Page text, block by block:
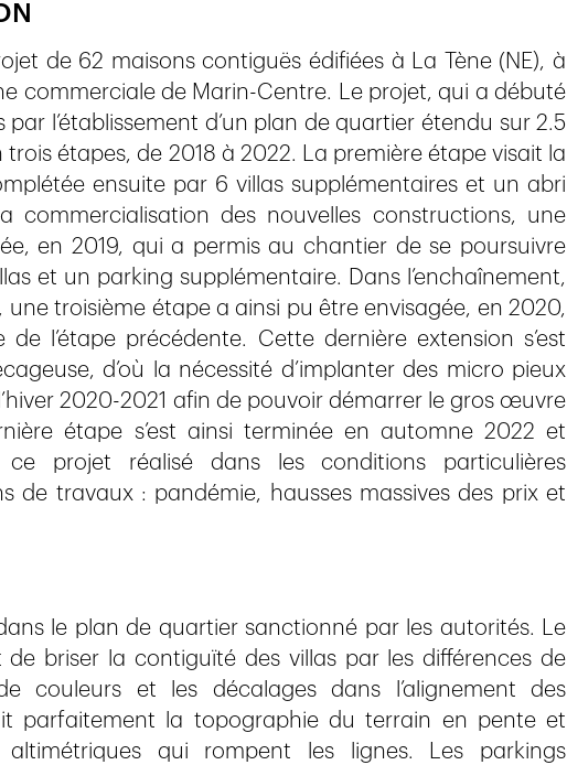
de 62 maisons contiguës édifiées à La Tène (NE), à
commerciale de Marin-Centre. Le projet, qui a débuté
par l’établissement d’un plan de quartier étendu sur 2.5
trois étapes, de 2018 à 2022. La première étape visait la
ensuite par 6 villas supplémentaires et un abri
commercialisation des nouvelles constructions, une
en 2019, qui a permis au chantier de se poursuivre
et un parking supplémentaire. Dans l’enchaînement,
troisième étape a ainsi pu être envisagée, en 2020,
l’étape précédente. Cette dernière extension s’est
d’où la nécessité d’implanter des micro pieux
2020-2021 afin de pouvoir démarrer le gros œuvre
étape s’est ainsi terminée en automne 2022 et
ce projet réalisé dans les conditions particulières
de travaux : pandémie, hausses massives des prix et
le plan de quartier sanctionné par les autorités. Le
de briser la contiguïté des villas par les différences de
couleurs et les décalages dans l’alignement des
parfaitement la topographie du terrain en pente et
altimétriques qui rompent les lignes. Les parkings